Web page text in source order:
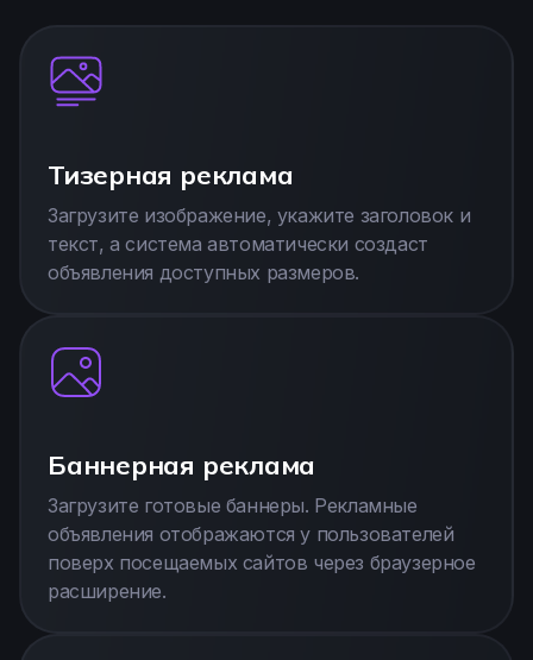
Тизерная реклама
Загрузите изображение, укажите заголовок и
текст, а система автоматически создаст
объявления доступных размеров.
Баннерная реклама
Загрузите готовые баннеры. Рекламные
объявления отображаются у пользователей
поверх посещаемых сайтов через браузерное
расширение.